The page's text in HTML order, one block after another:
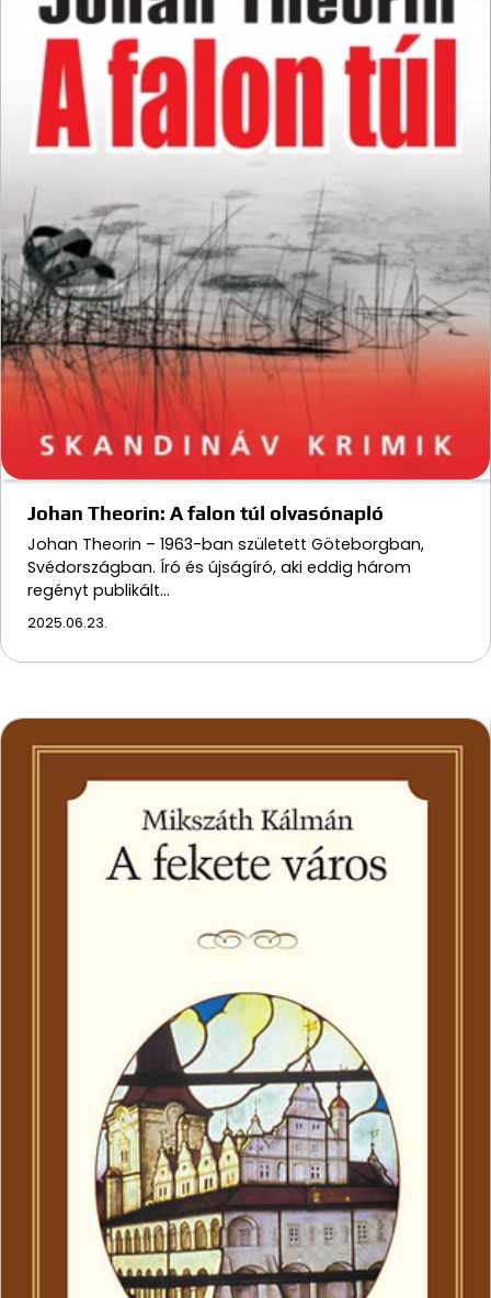
Johan Theorin: A falon túl olvasónapló
Johan Theorin – 1963-ban született Göteborgban,
Svédországban. Író és újságíró, aki eddig három
regényt publikált…
2025.06.23.